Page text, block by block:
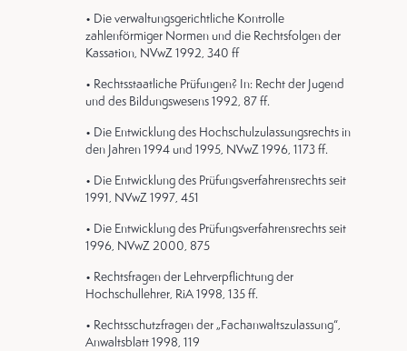
• Die verwaltungsgerichtliche Kontrolle
zahlenförmiger Normen und die Rechtsfolgen der
Kassation, NVwZ 1992, 340 ff
• Rechtsstaatliche Prüfungen? In: Recht der Jugend
und des Bildungswesens 1992, 87 ff.
• Die Entwicklung des Hochschulzulassungsrechts in
den Jahren 1994 und 1995, NVwZ 1996, 1173 ff.
• Die Entwicklung des Prüfungsverfahrensrechts seit
1991, NVwZ 1997, 451
• Die Entwicklung des Prüfungsverfahrensrechts seit
1996, NVwZ 2000, 875
• Rechtsfragen der Lehrverpflichtung der
Hochschullehrer, RiA 1998, 135 ff.
• Rechtsschutzfragen der „Fachanwaltszulassung“,
Anwaltsblatt 1998, 119